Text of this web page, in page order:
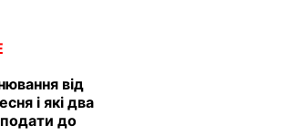
від
і які два
до